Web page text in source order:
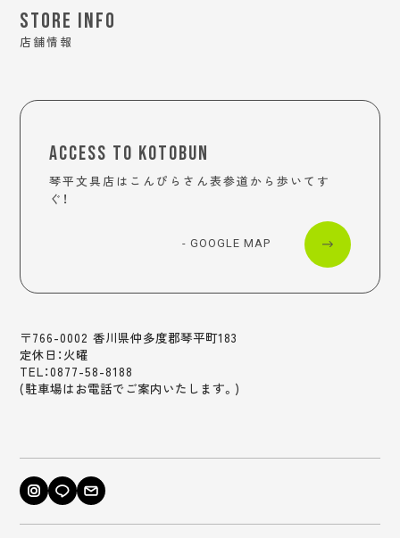
STORE INFO
店舗情報
ACCESS TO KOTOBUN
琴平文具店はこんぴらさん表参道から歩いてす
ぐ！
- GOOGLE MAP
〒766-0002 香川県仲多度郡琴平町183
定休日：火曜
TEL：0877-58-8188
(駐車場はお電話でご案内いたします。)